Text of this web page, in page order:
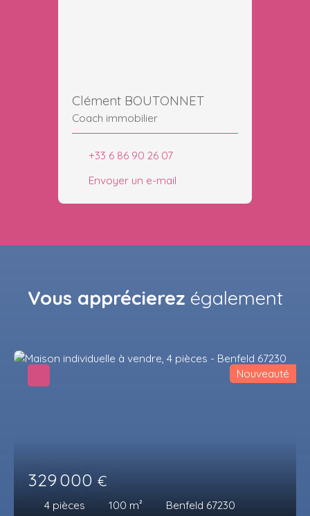
Clément BOUTONNET
Coach immobilier
+33 6 86 90 26 07
Envoyer un e-mail
Vous apprécierez également
329 000 €
4 pièces 100 m² Benfeld 67230
Nouveauté